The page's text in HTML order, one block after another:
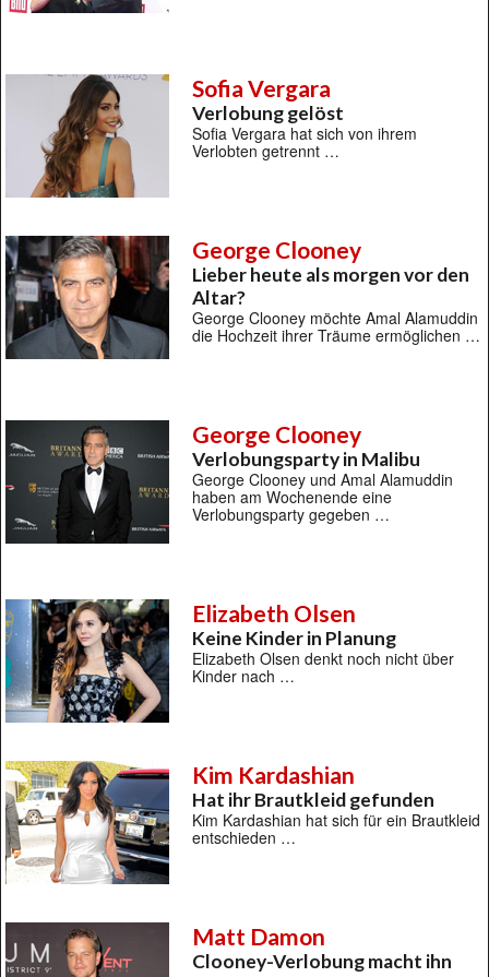
Sofia Vergara
Verlobung gelöst
Sofia Vergara hat sich von ihrem
Verlobten getrennt …
George Clooney
Lieber heute als morgen vor den
Altar?
George Clooney möchte Amal Alamuddin
die Hochzeit ihrer Träume ermöglichen …
George Clooney
Verlobungsparty in Malibu
George Clooney und Amal Alamuddin
haben am Wochenende eine
Verlobungsparty gegeben …
Elizabeth Olsen
Keine Kinder in Planung
Elizabeth Olsen denkt noch nicht über
Kinder nach …
Kim Kardashian
Hat ihr Brautkleid gefunden
Kim Kardashian hat sich für ein Brautkleid
entschieden …
Matt Damon
Clooney-Verlobung macht ihn